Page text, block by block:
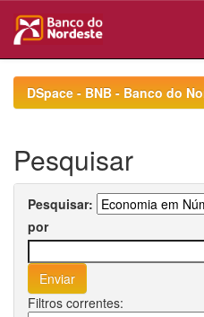
navigationDSpace - BNB - Banco do
Pesquisar
Pesquisar:
por
Filtros correntes: